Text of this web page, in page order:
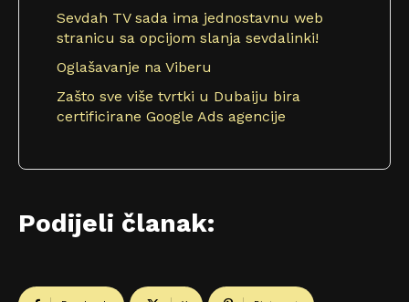
Sevdah TV sada ima jednostavnu web
stranicu sa opcijom slanja sevdalinki!
Oglašavanje na Viberu
Zašto sve više tvrtki u Dubaiju bira
certificirane Google Ads agencije
Podijeli članak: